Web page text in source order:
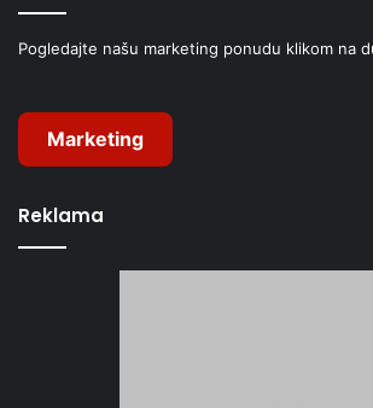
Pogledajte našu marketing ponudu klikom na
Marketing
Reklama